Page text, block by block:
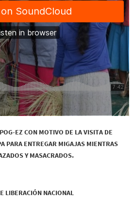
EZ CON MOTIVO DE LA VISITA DE
PARA ENTREGAR MIGAJAS MIENTRAS
Y MASACRADOS.
LIBERACIÓN NACIONAL